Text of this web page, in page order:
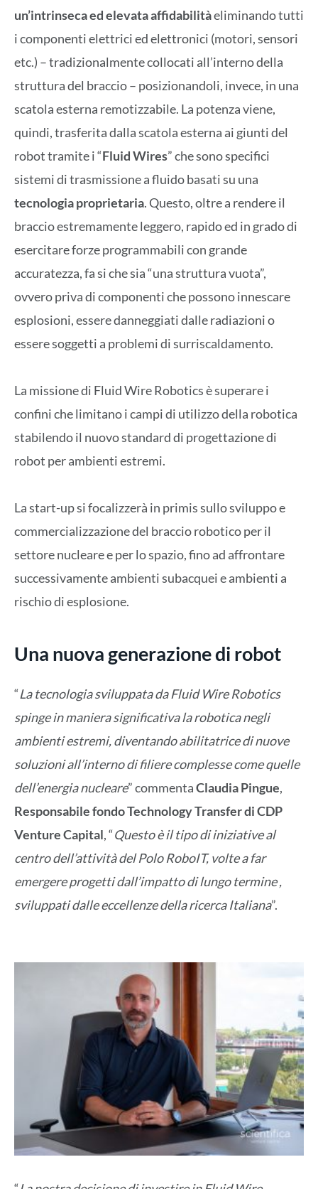
un’intrinseca ed elevata affidabilitàeliminando tutti
i componenti elettrici ed elettronici (motori, sensori
etc.) – tradizionalmente collocati all’interno della
struttura del braccio – posizionandoli, invece, in una
scatola esterna remotizzabile. La potenza viene,
quindi, trasferita dalla scatola esterna ai giunti del
robot tramite i “Fluid Wires” che sono specifici
sistemi di trasmissione a fluido basati su una
tecnologia proprietaria. Questo, oltre a rendere il
braccio estremamente leggero, rapido ed in grado di
esercitare forze programmabili con grande
accuratezza, fa si che sia “una struttura vuota”,
ovvero priva di componenti che possono innescare
esplosioni, essere danneggiati dalle radiazioni o
essere soggetti a problemi di surriscaldamento.
La missione di Fluid Wire Robotics è superare i
confini che limitano i campi di utilizzo della robotica
stabilendo il nuovo standard di progettazione di
robot per ambienti estremi.
La start-up si focalizzerà in primis sullo sviluppo e
commercializzazione del braccio robotico per il
settore nucleare e per lo spazio, fino ad affrontare
successivamente ambienti subacquei e ambienti a
rischio di esplosione.
Una nuova generazione di robot
“La tecnologia sviluppata da Fluid Wire Robotics
spinge in maniera significativa la robotica negli
ambienti estremi, diventando abilitatrice di nuove
soluzioni all’interno di filiere complesse come quelle
dell’energia nucleare” commentaClaudia Pingue,
Responsabile fondo Technology Transfer di CDP
Venture Capital, “Questo è il tipo di iniziative al
centro dell’attività del Polo RoboIT, volte a far
emergere progetti dall’impatto di lungo termine ,
sviluppati dalle eccellenze della ricerca Italiana”.